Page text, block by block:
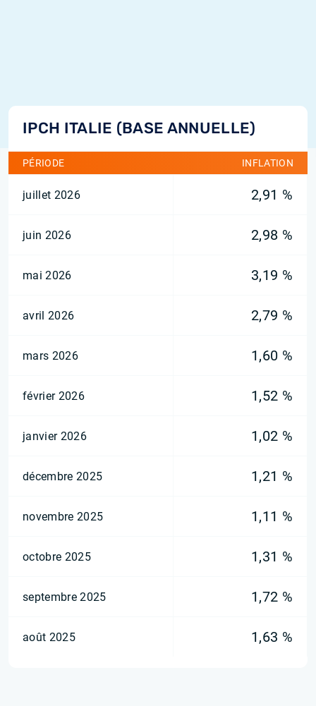
IPCH ITALIE (BASE ANNUELLE)
PÉRIODE INFLATION
juillet 2026 2,91 %
juin 2026 2,98 %
mai 2026 3,19 %
avril 2026 2,79 %
mars 2026 1,60 %
février 2026 1,52 %
janvier 2026 1,02 %
décembre 2025 1,21 %
novembre 2025 1,11 %
octobre 2025 1,31 %
septembre 2025 1,72 %
août 2025 1,63 %